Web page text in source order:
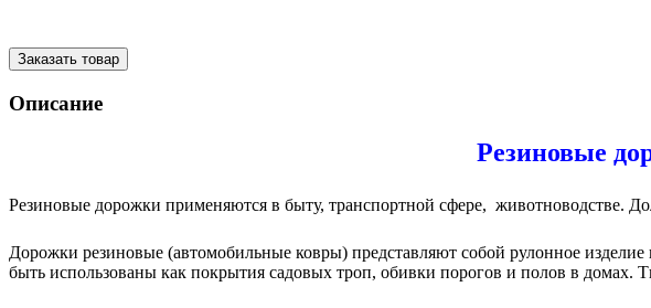
Заказать товар
Описание
Резиновые
Резиновые дорожки применяются в быту, транспортной сфере, животноводстве.
Дорожки резиновые (автомобильные ковры) представляют собой рулонное
быть использованы как покрытия садовых троп, обивки порогов и полов в